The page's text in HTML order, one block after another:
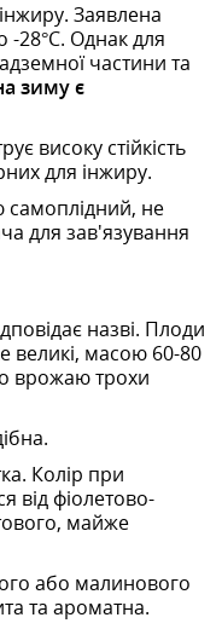
Заявлена
-28°C. Однак для
частини та
зиму є
високу стійкість
для інжиру.
самоплідний, не
для зав'язування
назві. Плоди
масою 60-80
врожаю трохи
Колір при
від фіолетово-
майже
або малинового
та ароматна.